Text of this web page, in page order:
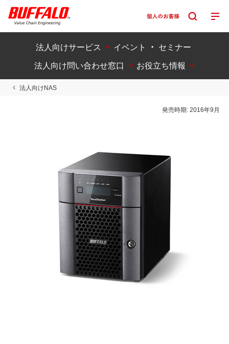
法人向けサービス
イベント ・ セミナー
法人向け問い合わせ窓口
お役立ち情報
法人向けNAS
発売時期:2016年9月